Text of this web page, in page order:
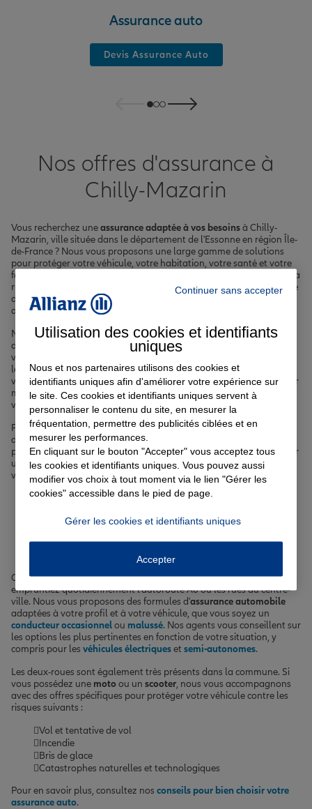
Assurance auto
Devis Assurance Auto
Nos offres d'assurance à
Chilly-Mazarin
Vous recherchez uneassurance adaptée à vos besoinsà Chilly-
Mazarin, ville située dans le département de l'Essonne en région Île-
de-France ? Nous vous proposons une large gamme de solutions
pour protéger votre véhicule, votre habitation, votre santé et votre
famille. Que vous soyez résident de l'avenue Pierre Brossolette, de la
rue Ollivier Beauregard ou de tout autre quartier de cette commune
de plus de 20 000 habitants, nous sommes là pour vous
accompagner.
Notre équipe d'agents expérimentés vous conseille sur les
différentes options d'
assurance automobile
voiture, d'une moto ou d'un scooter, pour circuler sereinement dans
les rues de Chilly-Mazarin ou sur l'autoroute A6 toute proche. Nous
vous proposons également des formules d'assurance habitation
sur
mesure, que vous soyez locataire ou propriétaire, pour protéger
votre logement contre les aléas du quotidien.
Pour votre santé et celle de vos proches, nous mettons à votre
disposition des offres decomplémentaire santé
profil : célibataire, couple, famille. Enfin, si vous envisagez d'acquérir
un bien immobilier à Chilly-Mazarin, notreassurance emprunteur
vous permet desécuriser votre prêtdans les meilleures conditions.
Votre assurance auto, moto
ou scooter à Chilly-Mazarin
Circuler en toute sérénité à Chilly-Mazarin est essentiel, que vous
empruntiez quotidiennement l'autoroute A6 ou les rues du centre-
ville. Nous vous proposons des formules d'assurance automobile
adaptées à votre profil et à votre véhicule, que vous soyez un
conducteur occasionnelou malussé. Nos agents vous conseillent sur
les options les plus pertinentes en fonction de votre situation, y
compris pour les véhicules électriqueset semi-autonomes.
Les deux-roues sont également très présents dans la commune. Si
vous possédez une moto ou un scooter, nous vous accompagnons
avec des offres spécifiques pour protéger votre véhicule contre les
risques suivants :
Vol et tentative de vol
Incendie
Bris de glace
Catastrophes naturelles et technologiques
Pour en savoir plus, consultez nos conseils pour bien choisir votre
assurance auto.
Continuer sans accepter
Utilisation des cookies et identifiants
uniques
Nous et nos partenaires utilisons des cookies et
identifiants uniques afin d'améliorer votre expérience sur
le site. Ces cookies et identifiants uniques servent à
personnaliser le contenu du site, en mesurer la
fréquentation, permettre des publicités ciblées et en
mesurer les performances.
En cliquant sur le bouton "Accepter" vous acceptez tous
les cookies et identifiants uniques. Vous pouvez aussi
modifier vos choix à tout moment via le lien "Gérer les
cookies" accessible dans le pied de page.
Gérer les cookies et identifiants uniques
Accepter